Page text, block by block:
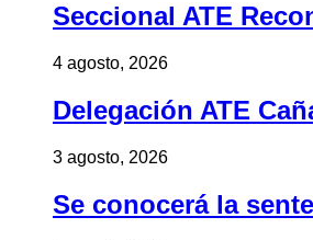
Seccional ATE
4 agosto, 2026
Delegación ATE
3 agosto, 2026
Se conocerá la